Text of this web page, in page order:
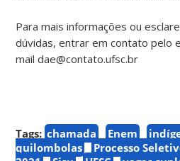
Para mais informações ou
dúvidas, entrar em contato pelo
mail dae@contato.ufsc.br
Tags: chamada Enem
quilombolas
Processo